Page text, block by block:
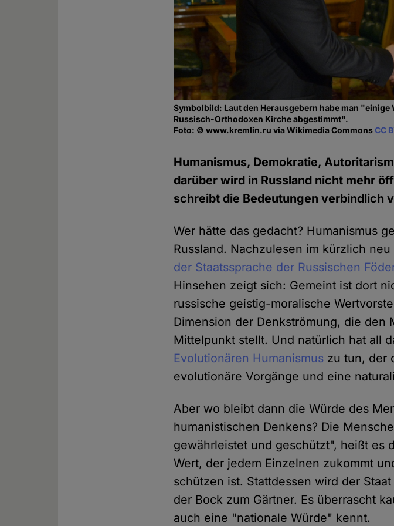
Symbolbild: Laut den Herausgebern habe man
Russisch-Orthodoxen Kirche abgestimmt".
Foto: © www.kremlin.ru via Wikimedia CommonsCC
Humanismus, Demokratie,
darüber wird in Russland nicht mehr
schreibt die Bedeutungen verbindlich
Wer hätte das gedacht? Humanismus
Russland. Nachzulesen im kürzlich
der Staatssprache der Russischen
Hinsehen zeigt sich: Gemeint ist dort
russische geistig-moralische
Dimension der Denkströmung, die den
Mittelpunkt stellt. Und natürlich hat all
Evolutionären Humanismus zu tun, der
evolutionäre Vorgänge und eine
Aber wo bleibt dann die Würde des
humanistischen Denkens? Die
gewährleistet und geschützt", heißt es
Wert, der jedem Einzelnen zukommt
schützen ist. Stattdessen wird der
der Bock zum Gärtner. Es überrascht
auch eine "nationale Würde" kennt.